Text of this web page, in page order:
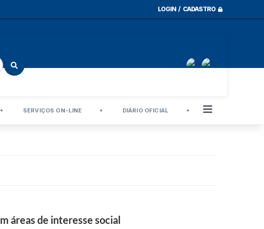
LOGIN / CADASTRO
SERVIÇOS ON-LINE DIÁRIO OFICIAL
áreas de interesse social